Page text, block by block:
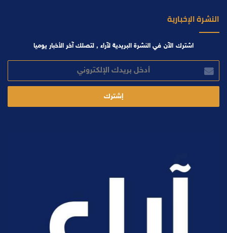
النشرة الإخبارية
اشترك الآن في النشرة البريدية لآراء , لتصلك آخر الأخبار يوميا
بريدك
الإلكتروني